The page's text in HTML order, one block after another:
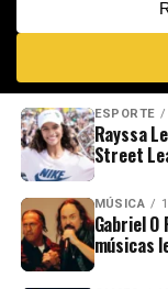
ESPORTE
Rayssa
Street
MÚSICA
Gabriel O
músicas